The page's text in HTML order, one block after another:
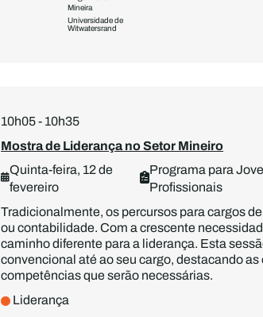
Mineira
Universidade de
Witwatersrand
10h05 - 10h35
Mostra de Liderança no Setor Mineiro
Quinta-feira, 12 de
fevereiro
Programa para
Profissionais
Tradicionalmente, os percursos para cargos
ou contabilidade. Com a crescente
caminho diferente para a liderança. Esta
convencional até ao seu cargo, destacando
competências que serão necessárias.
Liderança